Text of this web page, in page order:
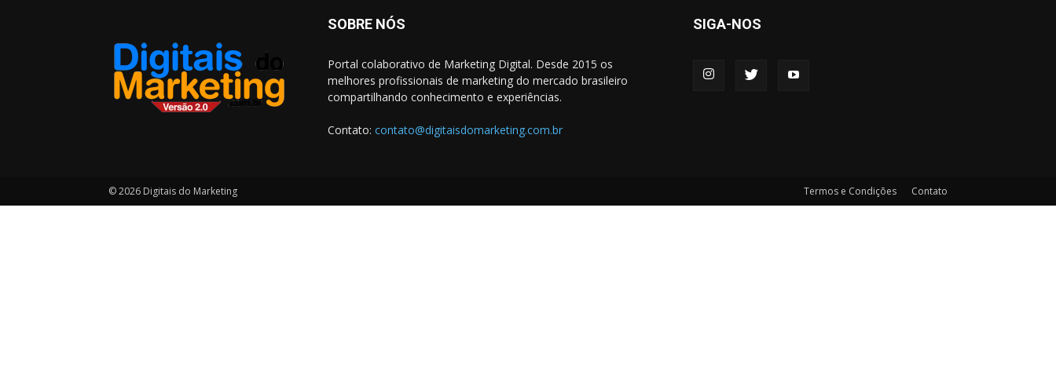
SOBRE NÓS
Portal colaborativo de Marketing Digital. Desde 2015 os
melhores profissionais de marketing do mercado brasileiro
compartilhando conhecimento e experiências.
Contato: contato@digitaisdomarketing.com.br
SIGA-NOS
Termos e Condições Contato
© 2026 Digitais do Marketing